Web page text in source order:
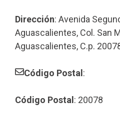
Dirección: Avenida
Aguascalientes, Col. San
Aguascalientes, C.p.
Código Postal :
Código Postal : 20078